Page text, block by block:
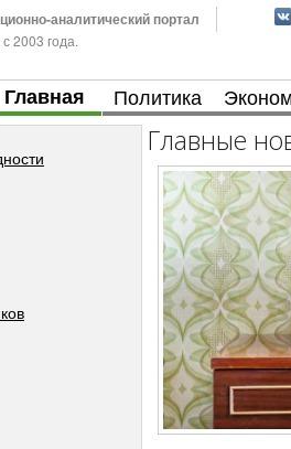
аналитический портал
2003 года.
Главная Политика
Главные